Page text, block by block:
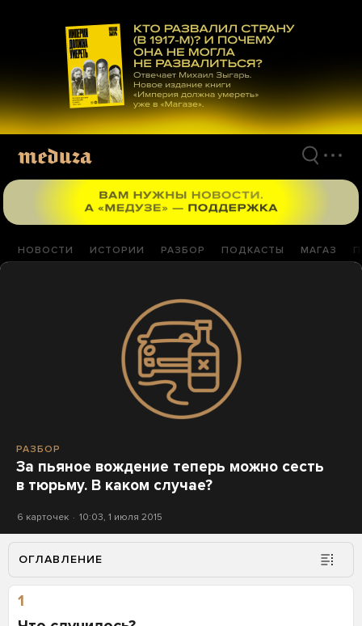
материалам
НОВОСТИ ИСТОРИИ РАЗБОР ПОДКАСТЫ МАГАЗ
РАЗБОР
За пьяное вождение теперь можно сесть
в тюрьму. В каком случае?
6 карточек 10:03, 1 июля 2015
ОГЛАВЛЕНИЕ
1